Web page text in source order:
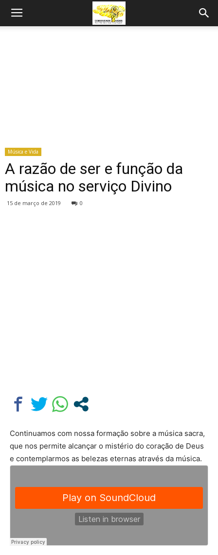
Música e Vida
A razão de ser e função da
música no serviço Divino
15 de março de 2019 0
Continuamos com nossa formação sobre a música sacra,
que nos permite alcançar o mistério do coração de Deus
e contemplarmos as belezas eternas através da música.